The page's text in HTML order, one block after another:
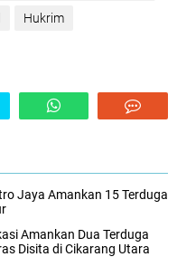
Hukrim
Jaya Amankan 15 Terduga
Amankan Dua Terduga
Disita di Cikarang Utara‎